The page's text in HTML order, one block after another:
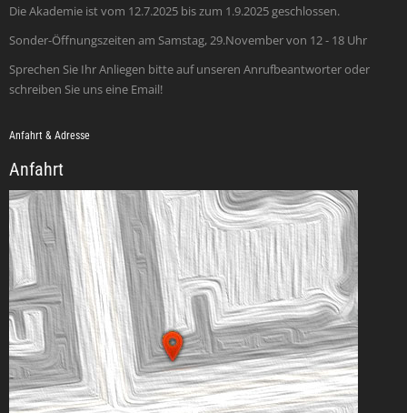
Die Akademie ist vom 12.7.2025 bis zum 1.9.2025 geschlossen.
Sonder-Öffnungszeiten am Samstag, 29.November von 12 - 18 Uhr
Sprechen Sie Ihr Anliegen bitte auf unseren Anrufbeantworter oder
schreiben Sie uns eine Email!
Anfahrt & Adresse
Anfahrt